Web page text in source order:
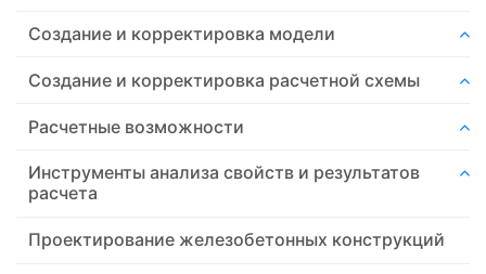
Создание и корректировка модели
Создание и корректировка расчетной схемы
Расчетные возможности
Инструменты анализа свойств и результатов
расчета
Проектирование железобетонных конструкций